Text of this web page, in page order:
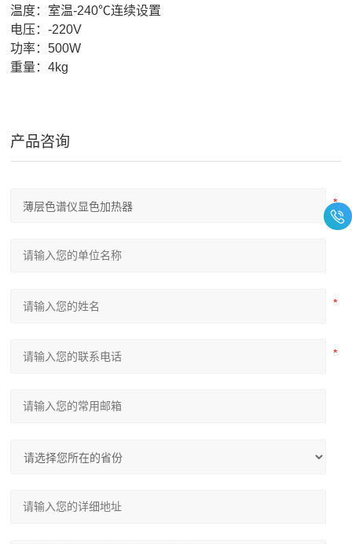
温度：室温-240℃连续设置
电压：-220V
功率：500W
重量：4kg
产品咨询